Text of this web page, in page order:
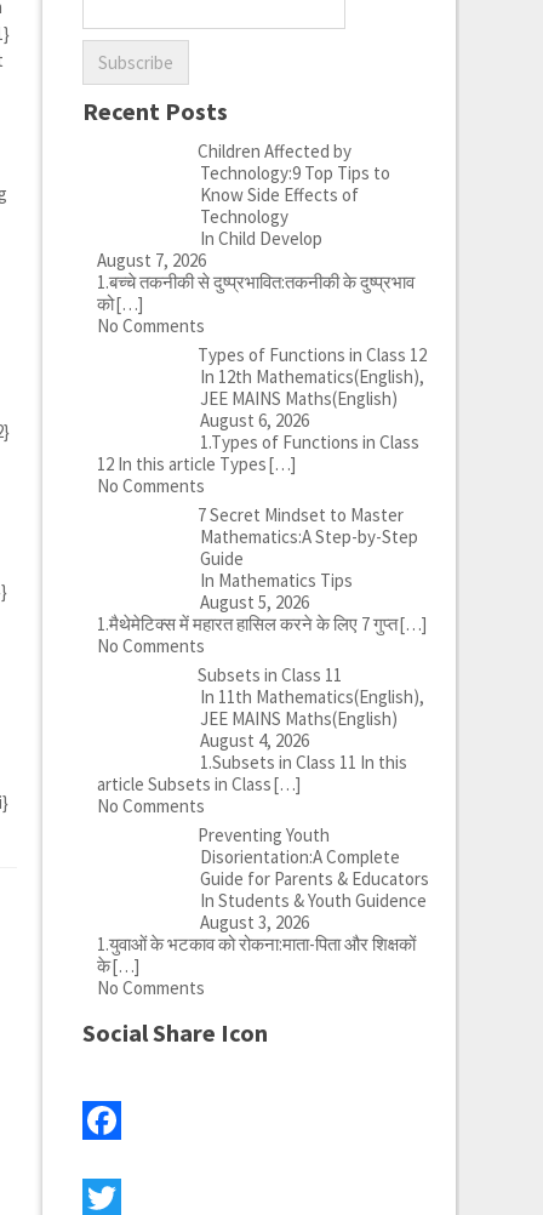
Recent Posts
Children Affected by
Technology:9 Top Tips to
Know Side Effects of
Technology
In Child Develop
August 7, 2026
1.बच्चे तकनीकी से दुष्प्रभावित:तकनीकी के दुष्प्रभाव
को[…]
No Comments
Types of Functions in Class 12
In 12th Mathematics(English),
JEE MAINS Maths(English)
August 6, 2026
1.Types of Functions in Class
12 In this article Types[…]
No Comments
7 Secret Mindset to Master
Mathematics:A Step-by-Step
Guide
In Mathematics Tips
August 5, 2026
1.मैथेमेटिक्स में महारत हासिल करने के लिए 7 गुप्त[…]
No Comments
Subsets in Class 11
In 11th Mathematics(English),
JEE MAINS Maths(English)
August 4, 2026
1.Subsets in Class 11 In this
article Subsets in Class[…]
No Comments
Preventing Youth
Disorientation:A Complete
Guide for Parents & Educators
In Students & Youth Guidence
August 3, 2026
1.युवाओं के भटकाव को रोकना:माता-पिता और शिक्षकों
के[…]
No Comments
Social Share Icon